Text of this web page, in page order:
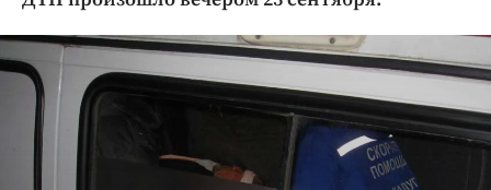
Криминал
Культура
Недвижимость и ЖКХ
Образование
Общество
Погода